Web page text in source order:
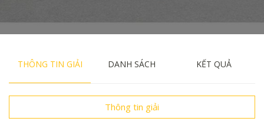
THÔNG TIN GIẢI DANH SÁCH KẾT QUẢ
Thông tin giải